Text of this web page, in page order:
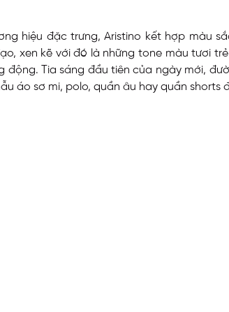
hiệu đặc trưng, Aristino kết hợp màu
xen kẽ với đó là những tone màu tươi
Tia sáng đầu tiên của ngày mới,
áo sơ mi, polo, quần âu hay quần shorts